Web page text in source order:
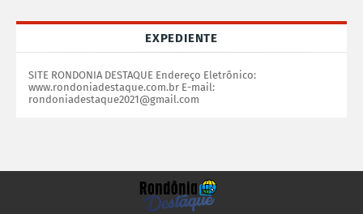
EXPEDIENTE
SITE RONDONIA DESTAQUE Endereço Eletrônico:
www.rondoniadestaque.com.br E-mail:
rondoniadestaque2021@gmail.com